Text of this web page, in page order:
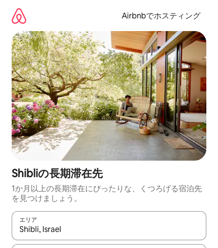
Airbnbでホスティング
Shibliの長期滞在先
1か月以上の長期滞在にぴったりな、くつろげる宿泊先
を見つけましょう。
エリア
検索結果が表示されたら、上下の矢印キーを使って移動するか